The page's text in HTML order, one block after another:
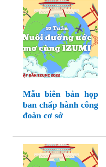
Mẫu biên bản họp
ban chấp hành công
đoàn cơ sở